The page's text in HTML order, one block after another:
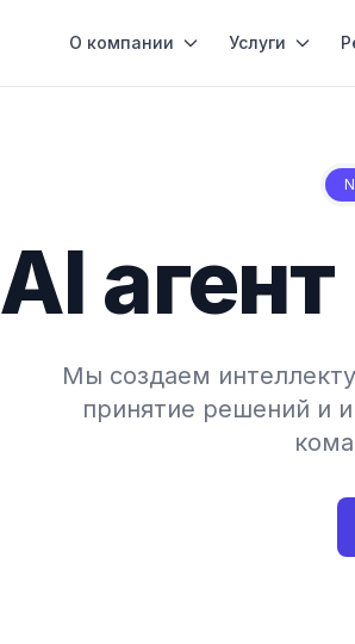
О компании Услуги
AI
Мы создаем
принятие решений и